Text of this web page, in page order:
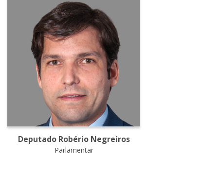
Deputado Robério Negreiros
Parlamentar